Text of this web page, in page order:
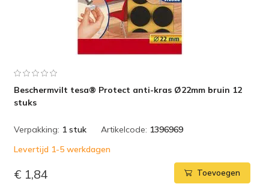
Beschermvilt tesa® Protect anti-kras Ø22mm bruin 12
stuks
Verpakking: 1 stuk Artikelcode: 1396969
Levertijd 1-5 werkdagen
€ 1,84 Toevoegen